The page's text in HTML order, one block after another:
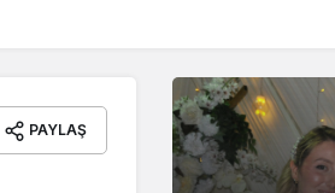
PAYLAŞ